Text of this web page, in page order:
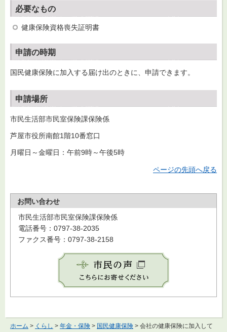
必要なもの
健康保険資格喪失証明書
申請の時期
国民健康保険に加入する届け出のときに、申請できます。
申請場所
市民生活部市民室保険課保険係
芦屋市役所南館1階10番窓口
月曜日～金曜日：午前9時～午後5時
ページの先頭へ戻る
お問い合わせ
市民生活部市民室保険課保険係
電話番号：0797-38-2035
ファクス番号：0797-38-2158
ホーム > くらし > 年金・保険 > 国民健康保険 > 会社の健康保険に加入して